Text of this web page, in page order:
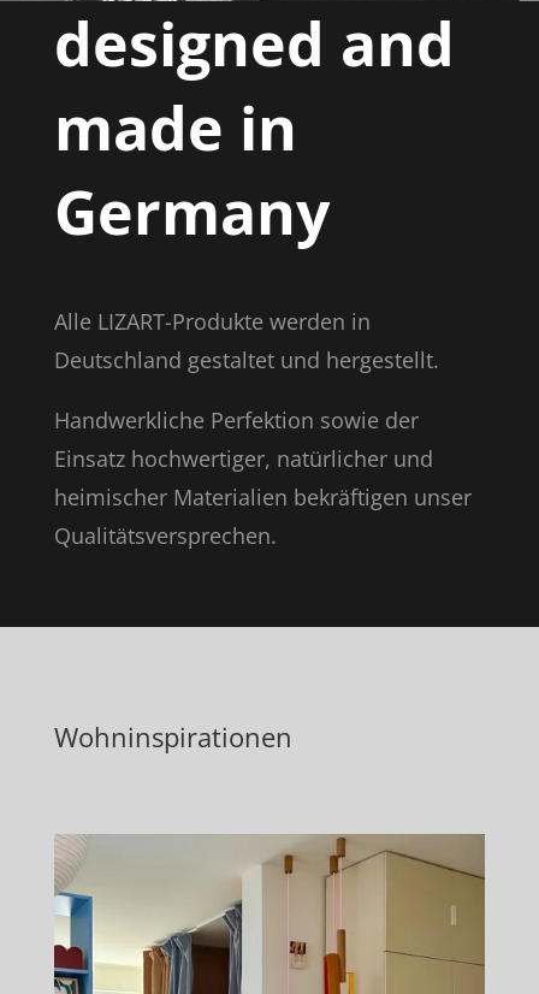
designed and
made in
Germany
Alle LIZART-Produkte werden in
Deutschland gestaltet und hergestellt.
Handwerkliche Perfektion sowie der
Einsatz hochwertiger, natürlicher und
heimischer Materialien bekräftigen unser
Qualitätsversprechen.
Wohninspirationen